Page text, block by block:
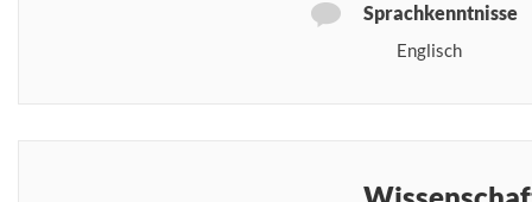
Sprachkenntnisse
Englisch